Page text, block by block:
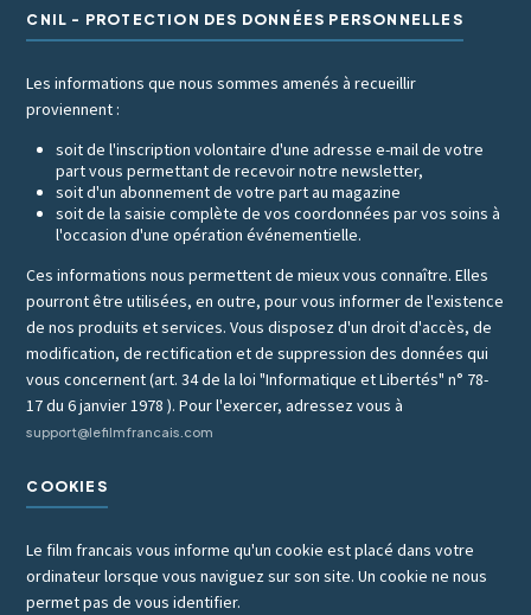
CNIL - PROTECTION DES DONNÉES PERSONNELLES
Les informations que nous sommes amenés à recueillir
proviennent :
soit de l'inscription volontaire d'une adresse e-mail de votre
part vous permettant de recevoir notre newsletter,
soit d'un abonnement de votre part au magazine
soit de la saisie complète de vos coordonnées par vos soins à
l'occasion d'une opération événementielle.
Ces informations nous permettent de mieux vous connaître. Elles
pourront être utilisées, en outre, pour vous informer de l'existence
de nos produits et services. Vous disposez d'un droit d'accès, de
modification, de rectification et de suppression des données qui
vous concernent (art. 34 de la loi "Informatique et Libertés" n° 78-
17 du 6 janvier 1978 ). Pour l'exercer, adressez vous à
support@lefilmfrancais.com
COOKIES
Le film francais vous informe qu'un cookie est placé dans votre
ordinateur lorsque vous naviguez sur son site. Un cookie ne nous
permet pas de vous identifier.